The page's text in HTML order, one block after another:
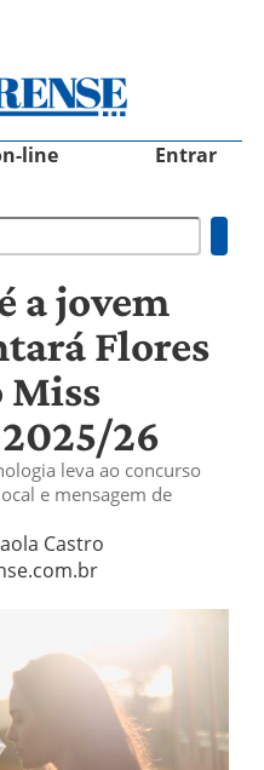
line Entrar
a jovem
Flores
Miss
26
leva ao concurso
e mensagem de
Castro